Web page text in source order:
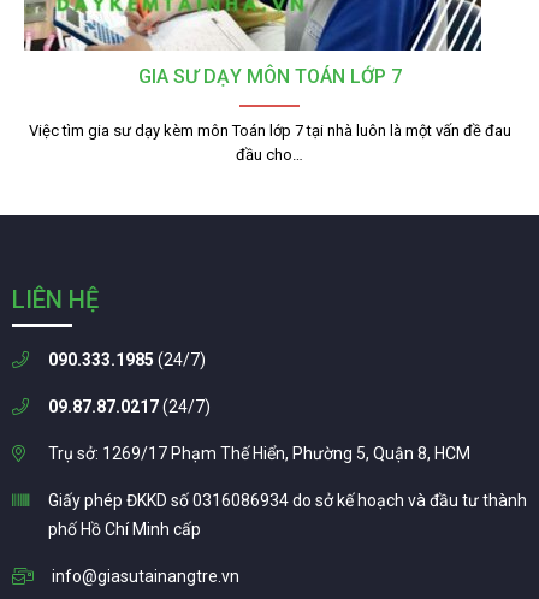
GIA SƯ DẠY MÔN TOÁN LỚP 7
Việc tìm gia sư dạy kèm môn Toán lớp 7 tại nhà luôn là một vấn đề đau
đầu cho…
LIÊN HỆ
090.333.1985 (24/7)
09.87.87.0217(24/7)
Trụ sở: 1269/17 Phạm Thế Hiển, Phường 5, Quận 8, HCM
Giấy phép ĐKKD số 0316086934 do sở kế hoạch và đầu tư thành
phố Hồ Chí Minh cấp
info@giasutainangtre.vn